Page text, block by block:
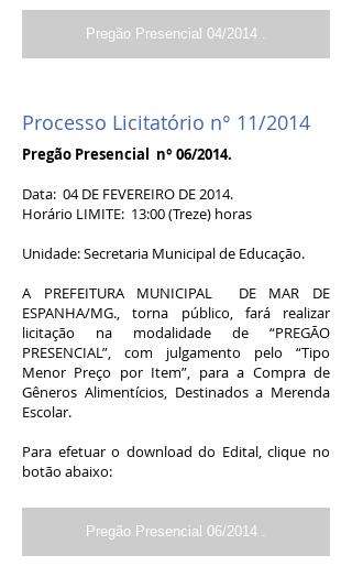
Pregão Presencial 04/2014 .
Processo Licitatório n° 11/2014
Pregão Presencial n° 06/2014.
Data: 04 DE FEVEREIRO DE 2014.
Horário LIMITE: 13:00 (Treze) horas
Unidade: Secretaria Municipal de Educação.
A PREFEITURA MUNICIPAL DE MAR DE
ESPANHA/MG., torna público, fará realizar
licitação na modalidade de “PREGÃO
PRESENCIAL”, com julgamento pelo “Tipo
Menor Preço por Item”, para a Compra de
Gêneros Alimentícios, Destinados a Merenda
Escolar.
Para efetuar o download do Edital, clique no
botão abaixo:
Pregão Presencial 06/2014 .